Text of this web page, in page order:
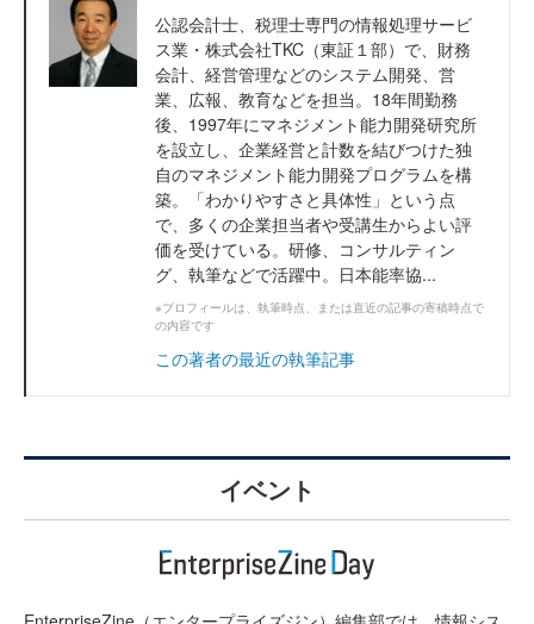
公認会計士、税理士専門の情報処理サービ
ス業・株式会社TKC（東証１部）で、財務
会計、経営管理などのシステム開発、営
業、広報、教育などを担当。18年間勤務
後、1997年にマネジメント能力開発研究所
を設立し、企業経営と計数を結びつけた独
自のマネジメント能力開発プログラムを構
築。「わかりやすさと具体性」という点
で、多くの企業担当者や受講生からよい評
価を受けている。研修、コンサルティン
グ、執筆などで活躍中。日本能率協...
※プロフィールは、執筆時点、または直近の記事の寄稿時点で
の内容です
この著者の最近の執筆記事
イベント